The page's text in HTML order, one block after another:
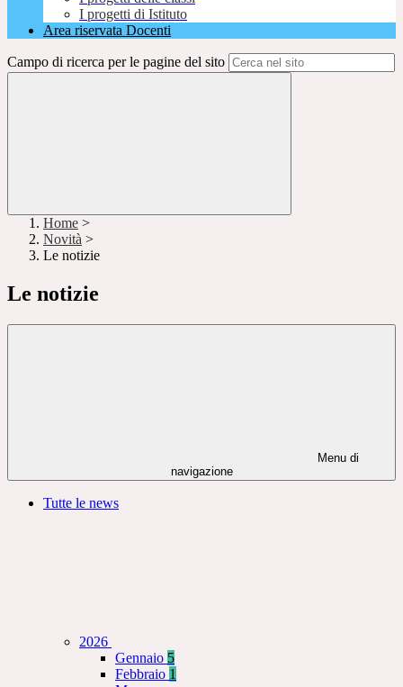
I progetti di Istituto
Area riservata Docenti
Campo di ricerca per le pagine del sito
Home >
Novità >
Le notizie
Le notizie
Menu di
navigazione
Tutte le news
2026
Gennaio 5
Febbraio 1